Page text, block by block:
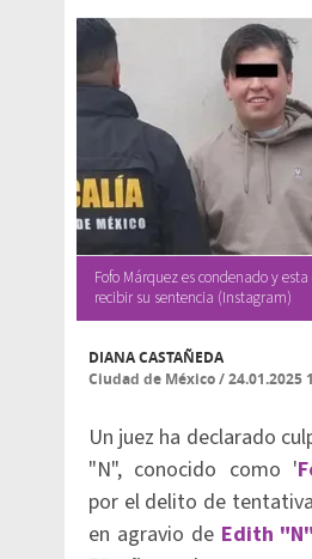
Fofo Márquez es condenado y
recibir su sentencia (Instagram)
DIANA CASTAÑEDA
Ciudad de México/24.01.2025
Un juez ha declarado
"N", conocido como '
por el delito de
en agravio deEdith "N"